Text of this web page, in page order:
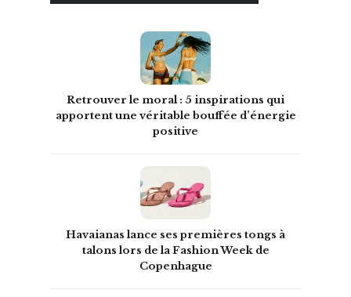
Retrouver le moral : 5 inspirations qui
apportent une véritable bouffée d’énergie
positive
Havaianas lance ses premières tongs à
talons lors de la Fashion Week de
Copenhague